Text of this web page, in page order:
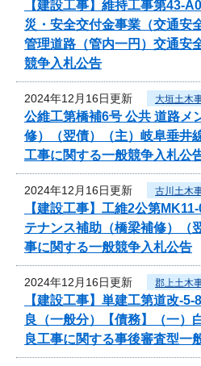
【建設工事】維持工事第43-
災・安全交付金事業（交通
管理道路（管内一円）交通安
競争入札公告
2024年12月16日更新 大垣土木
公維工第橋補6号 公共 道路メ
修）（翌債）（主）岐阜垂
工事に関する一般競争入札公
2024年12月16日更新 古川土木
【建設工事】工維2公第
テナンス補助（橋梁補修）（
事に関する一般競争入札公告
2024年12月16日更新 郡上土木
【建設工事】単建工第道改-
良（一般分）【債務】（一
良工事に関する事後審査型一